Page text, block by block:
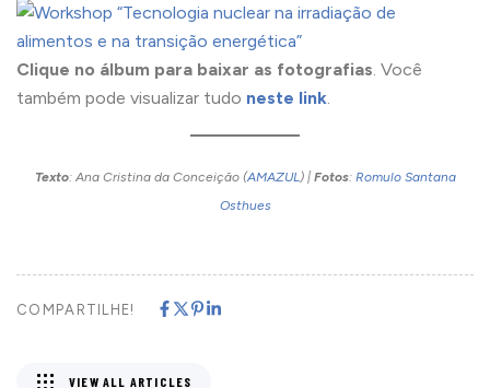
Clique no álbum para baixar as fotografias. Você
também pode visualizar tudo neste link.
Texto: Ana Cristina da Conceição (AMAZUL) | Fotos: Romulo Santana
Osthues
COMPARTILHE!
VIEW ALL ARTICLES